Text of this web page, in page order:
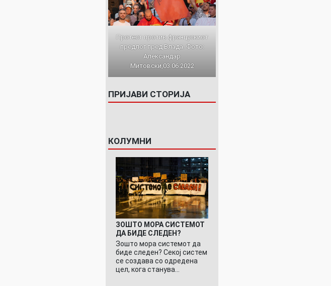
Протест против францускиот
предлог пред Влада. Фото:
Александар
Митовски,03.06.2022
ПРИЈАВИ СТОРИЈА
КОЛУМНИ
ЗОШТО МОРА СИСТЕМОТ
ДА БИДЕ СЛЕДЕН?
Зошто мора системот да
биде следен? Секој систем
се создава со одредена
цел, кога станува…